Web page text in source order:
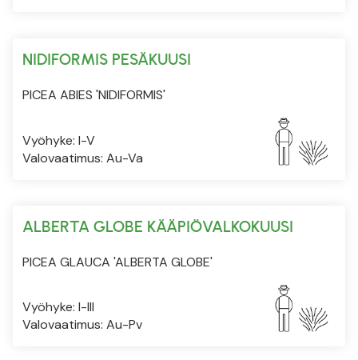
NIDIFORMIS PESÄKUUSI
PICEA ABIES 'NIDIFORMIS'
Vyöhyke: I-V
Valovaatimus: Au-Va
ALBERTA GLOBE KÄÄPIÖVALKOKUUSI
PICEA GLAUCA 'ALBERTA GLOBE'
Vyöhyke: I-III
Valovaatimus: Au-Pv